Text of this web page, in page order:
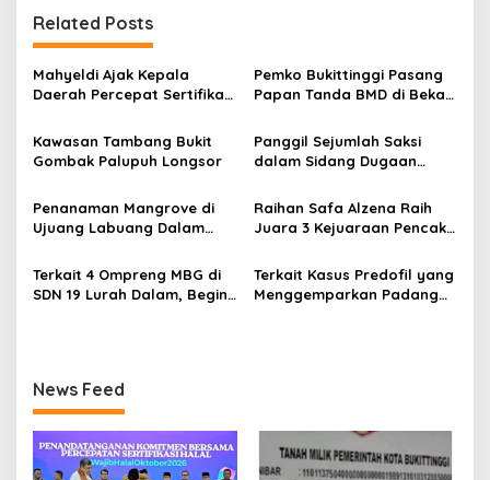
g
a
s
i
p
o
s
Related Posts
Mahyeldi Ajak Kepala
Daerah Percepat Sertifikasi
Pusat Ekosistem Halal
Nasional
Pemko Bukittinggi Pasang
Papan Tanda BMD di Bekas
Kawasan Tambang Bukit
Gombak Palupuh Longsor
Panggil Sejumlah Saksi
dalam Sidang Dugaan
Terdakwa Haji DS
Penanaman Mangrove di
Ujuang Labuang Dalam
Sedunia
Raihan Safa Alzena Raih
Juara 3 Kejuaraan Pencak
Sumatera Barat
Terkait 4 Ompreng MBG di
SDN 19 Lurah Dalam, Begini
Terkait Kasus Predofil yang
Menggemparkan Padang
News Feed